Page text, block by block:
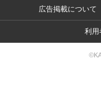
広告掲載について
利用